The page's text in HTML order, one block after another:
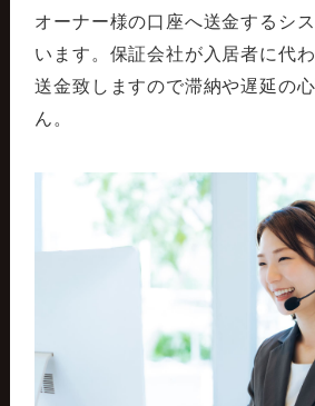
オーナー様の口座へ送金するシ
います。保証会社が入居者に代わ
送金致しますので滞納や遅延の
ん。